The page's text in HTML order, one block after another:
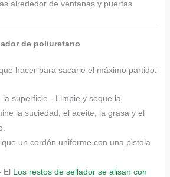
alrededor de ventanas y puertas
de poliuretano
hacer para sacarle el máximo partido:
la superficie - Limpie y seque la
la suciedad, el aceite, la grasa y el
un cordón uniforme con una pistola
El Los restos de sellador se alisan con